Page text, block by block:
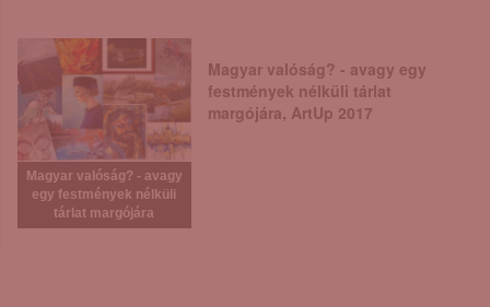
Magyar valóság? - avagy
egy festmények nélküli
tárlat margójára
Magyar valóság? - avagy egy
festmények nélküli tárlat
margójára, ArtUp 2017